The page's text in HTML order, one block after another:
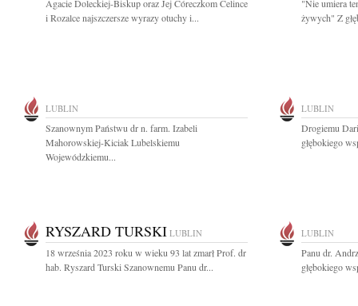
Agacie Doleckiej-Biskup oraz Jej Córeczkom Celince
i Rozalce najszczersze wyrazy otuchy i...
"Nie umiera
żywych" Z
LUBLIN
Szanownym Państwu dr n. farm. Izabeli
Mahorowskiej-Kiciak Lubelskiemu
Wojewódzkiemu...
LUBLIN
Drogiemu
głębokiego
RYSZARD TURSKI LUBLIN
18 września 2023 roku w wieku 93 lat zmarł Prof. dr
hab. Ryszard Turski Szanownemu Panu dr...
LUBLIN
Panu dr.
głębokiego